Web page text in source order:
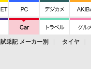
試乗記 メーカー別 タイヤ